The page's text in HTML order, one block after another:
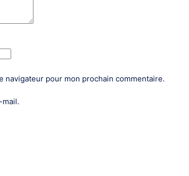
navigateur pour mon prochain commentaire.